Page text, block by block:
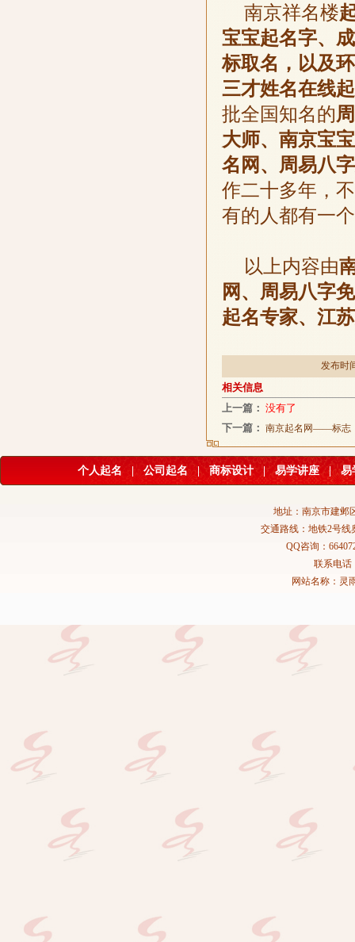
南京祥名楼
宝宝起名字、
标取名，以及
三才姓名在线
批全国知名的
大师、南京宝
名网、周易八
作二十多年，
有的人都有一
以上内容由
网、周易八字
起名专家、江
发布时
相关信息
上一篇： 没有了
下一篇： 南京起名网——标志
个人起名 公司起名 | 商标设计 | 易学讲座 | 易
地址：南京市建邺
交通路线：地铁2号线
QQ咨询：
联系电话
网站名称：灵